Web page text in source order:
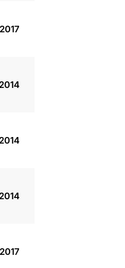
2017
2014
2014
2014
2017